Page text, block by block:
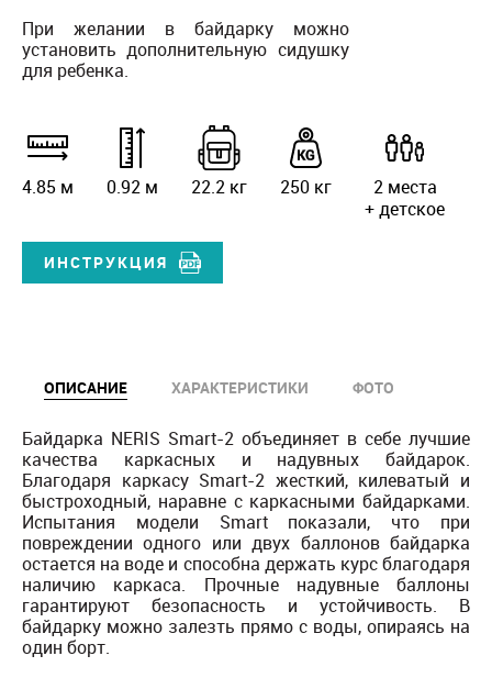
При желании в байдарку можно
установить дополнительную сидушку
для ребенка.
4.85 м 0.92 м 22.2 кг 250 кг
2 места
+ детское
ИНСТРУКЦИЯ
ОПИСАНИЕ ХАРАКТЕРИСТИКИ ФОТО
Байдарка NERIS Smart-2 объединяет в себе лучшие
качества каркасных и надувных байдарок.
Благодаря каркасу Smart-2 жесткий, килеватый и
быстроходный, наравне с каркасными байдарками.
Испытания модели Smart показали, что при
повреждении одного или двух баллонов байдарка
остается на воде и способна держать курс благодаря
наличию каркаса. Прочные надувные баллоны
гарантируют безопасность и устойчивость. В
байдарку можно залезть прямо с воды, опираясь на
один борт.